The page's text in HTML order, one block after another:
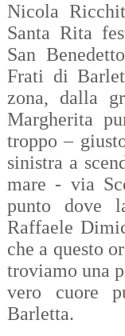
Nicola
Santa Rita
San
Frati di
zona, dalla
Margherita
troppo –
sinistra a
mare - via
punto dove
Raffaele
che a questo
troviamo una
vero cuore
Barletta.